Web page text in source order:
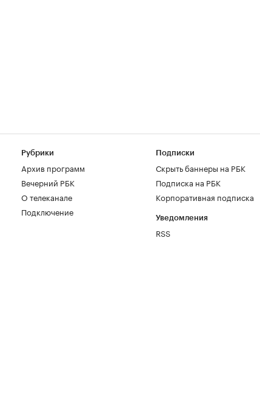
Рубрики
Архив программ
Вечерний РБК
О телеканале
Подключение
Подписки
Скрыть баннеры на РБК
Подписка на РБК
Корпоративная подписка
Уведомления
RSS